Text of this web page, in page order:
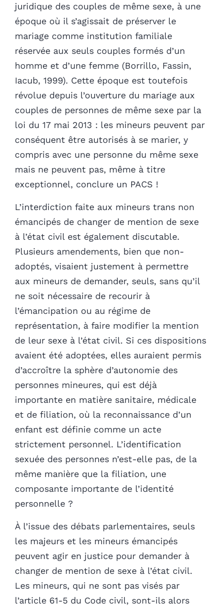
juridique des couples de même sexe, à une
époque où il s’agissait de préserver le
mariage comme institution familiale
réservée aux seuls couples formés d’un
homme et d’une femme (Borrillo, Fassin,
Iacub, 1999). Cette époque est toutefois
révolue depuis l’ouverture du mariage aux
couples de personnes de même sexe par la
loi du 17 mai 2013 : les mineurs peuvent par
conséquent être autorisés à se marier, y
compris avec une personne du même sexe
mais ne peuvent pas, même à titre
exceptionnel, conclure un PACS !
L’interdiction faite aux mineurs trans non
émancipés de changer de mention de sexe
à l’état civil est également discutable.
Plusieurs amendements, bien que non-
adoptés, visaient justement à permettre
aux mineurs de demander, seuls, sans qu’il
ne soit nécessaire de recourir à
l’émancipation ou au régime de
représentation, à faire modifier la mention
de leur sexe à l’état civil. Si ces dispositions
avaient été adoptées, elles auraient permis
d’accroître la sphère d’autonomie des
personnes mineures, qui est déjà
importante en matière sanitaire, médicale
et de filiation, où la reconnaissance d’un
enfant est définie comme un acte
strictement personnel. L’identification
sexuée des personnes n’est-elle pas, de la
même manière que la filiation, une
composante importante de l’identité
personnelle ?
À l’issue des débats parlementaires, seuls
les majeurs et les mineurs émancipés
peuvent agir en justice pour demander à
changer de mention de sexe à l’état civil.
Les mineurs, qui ne sont pas visés par
l’article 61-5 du Code civil, sont-ils alors